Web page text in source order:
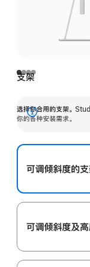
支架
选择你合用的支架。
你的各种安装需求。
展
可调倾斜度的
可调倾斜度及